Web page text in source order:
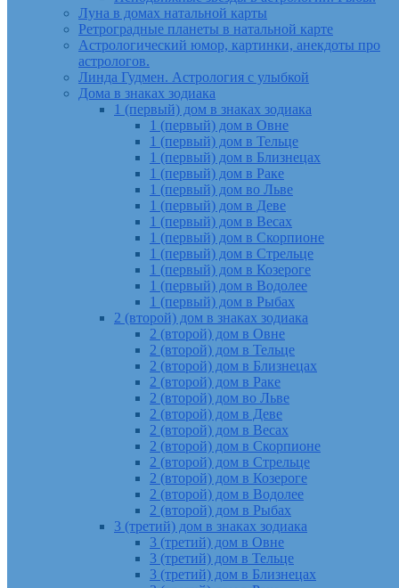
Луна в домах натальной карты
Ретроградные планеты в натальной карте
Астрологический юмор, картинки, анекдоты про
астрологов.
Линда Гудмен. Астрология с улыбкой
Дома в знаках зодиака
1 (первый) дом в знаках зодиака
1 (первый) дом в Овне
1 (первый) дом в Тельце
1 (первый) дом в Близнецах
1 (первый) дом в Раке
1 (первый) дом во Льве
1 (первый) дом в Деве
1 (первый) дом в Весах
1 (первый) дом в Скорпионе
1 (первый) дом в Стрельце
1 (первый) дом в Козероге
1 (первый) дом в Водолее
1 (первый) дом в Рыбах
2 (второй) дом в знаках зодиака
2 (второй) дом в Овне
2 (второй) дом в Тельце
2 (второй) дом в Близнецах
2 (второй) дом в Раке
2 (второй) дом во Льве
2 (второй) дом в Деве
2 (второй) дом в Весах
2 (второй) дом в Скорпионе
2 (второй) дом в Стрельце
2 (второй) дом в Козероге
2 (второй) дом в Водолее
2 (второй) дом в Рыбах
3 (третий) дом в знаках зодиака
3 (третий) дом в Овне
3 (третий) дом в Тельце
3 (третий) дом в Близнецах